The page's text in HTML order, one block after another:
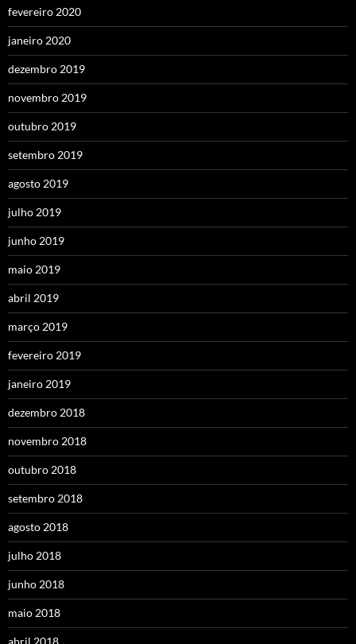
fevereiro 2020
janeiro 2020
dezembro 2019
novembro 2019
outubro 2019
setembro 2019
agosto 2019
julho 2019
junho 2019
maio 2019
abril 2019
março 2019
fevereiro 2019
janeiro 2019
dezembro 2018
novembro 2018
outubro 2018
setembro 2018
agosto 2018
julho 2018
junho 2018
maio 2018
abril 2018